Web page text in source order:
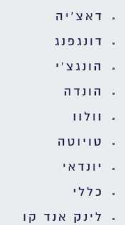
דאצ'יה
דונגפנג
הונגצ'י
הונדה
וולוו
טויוטה
יונדאי
כללי
לינק אנד קו